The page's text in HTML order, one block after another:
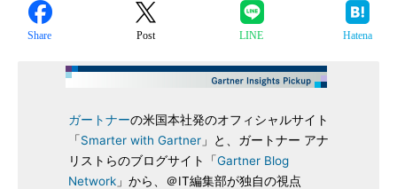
Share Post LINE Hatena
ガートナーの米国本社発のオフィシャルサイト
「Smarter with Gartner」と、ガートナー アナ
リストらのブログサイト「Gartner Blog
Network」から、＠IT編集部が独自の視点